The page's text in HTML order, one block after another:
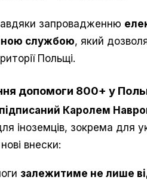
запровадженню
службою, який
Польщі.
допомоги 800+ у
підписаний Каролем
іноземців, зокрема для
внески:
залежитиме не лише